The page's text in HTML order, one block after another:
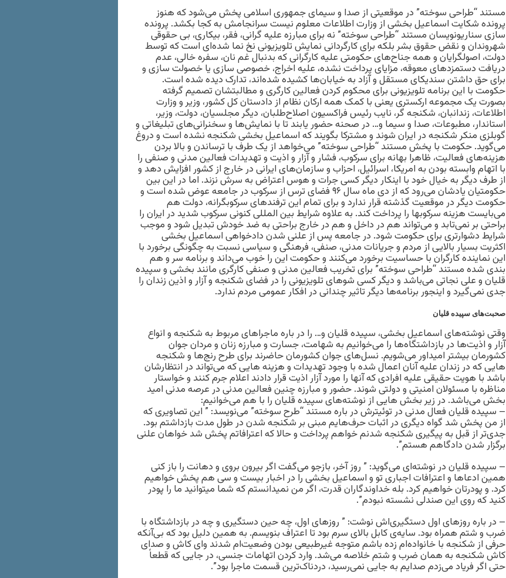
مستند “طراحی سوخته” در موقعیتی از صدا و سیمای جمهوری اسلامی پخش می‌شود که هنوز
پرونده شکایت اسماعیل بخشی از وزارت اطلاعات معلوم نیست سرانجامش به کجا بکشد. پرونده
سازی سناریونویسان مستند “طراحی سوخته” نه برای مبارزه علیه گرانی، فقر، بیکاری، بی حقوقی
شهروندان و نقض حقوق بشر بلکه برای کارگردانی نمایش تلویزیونی نخ نما شده‌ای است که توسط
دولت، اصولگرایان و همه جناح‌های حکومتی علیه کارگرانی که بدنبال غم نان، سفره خالی، عدم
دریافت دستمزدهای معوقه، مزایای پرداخت نشده، علیه اخراج، خصوصی سازی یا خصولت سازی و
برای حق داشتن سندیکای مستقل و آزاد به خیابان‌ها کشیده شده‌اند، تدارک دیده شده است.
حکومت با این برنامه تلویزیونی برای محکوم کردن فعالین کارگری و مطالبتشان تصمیم گرفته
بصورت یک مجموعه ارکستری یعنی با کمک همه ارکان نظام از دادستان کل کشور، وزیر و وزارت
اطلاعات، زندانبان، شکنجه گر، نایب رئیس فراکسیون اصلاح‌طلبان، دیگر مجلسیان، دولت، وزیر،
استاندار، مطبوعات، صدا و سیما و… در صحنه حضور یابند تا با نمایش‌ها و سخنرانی‌های تبلیغاتی و
گوبلزی منکر شکنجه در ایران شوند و مشترکا بگویند که اسماعیل بخشی شکنجه نشده است و دروغ
می‌گوید. حکومت با پخش مستند “طراحی سوخته” می‌خواهد از یک طرف با ترساندن و بالا بردن
هزینه‌های فعالیت، ظاهرا بهانه برای سرکوب، فشار و آزار و اذیت و تهدیدات فعالین مدنی و صنفی را
با اتهام وابسته بودن به امریکا، اسرائیل، احزاب و سازمان‌های ایرانی در خارج از کشور افزایش دهد و
از طرف دیگر به خیال خود با اینکار دیگر کسی جرات و هوس اعتراض به سرش نزند. اما در این بین
حکومتیان یادشان می‌رود که از دی ماه سال ۹۶ فضای ترس از سرکوب در جامعه عوض شده است و
حکومت دیگر در موقعیت گذشته قرار ندارد و برای تمام این ترفندهای سرکوبگرانه، دولت هم
می‌بایست هزینه سرکوبها را پرداخت کند. به علاوه شرایط بین المللی کنونی سرکوب شدید در ایران را
براحتی بر نمی‌تابد و می‌تواند هم در داخل و هم در خارج براحتی به ضد خودش تبدیل شود و موجب
شرایط دشوارتری برای حکومت شود. در جامعه پس از علنی شدن دادخواهی اسماعیل بخشی
اکثریت بسیار بالایی از مردم و جریانات مدنی، صنفی، فرهنگی و سیاسی نسبت به چگونگی برخورد با
این نماینده کارگران با حساسیت برخورد می‌کنند و حکومت این را خوب می‌داند و برنامه سر و هم
بندی شده مستند “طراحی سوخته” برای تخریب فعالین مدنی و صنفی کارگری مانند بخشی و سپیده
قلیان و علی نجاتی می‌باشد و دیگر کسی شوهای تلویزیونی را در فضای شکنجه و آزار و اذین زندان را
جدی نمی‌گیرد و اینجور برنامه‌ها دیگر تاثیر چندانی در افکار عمومی مردم ندارد.
صحبت‌های سپیده قلیان
وقتی نوشته‌های اسماعیل بخشی، سپیده قلیان و… را در باره ماجراهای مربوط به شکنجه و انواع
آزار و اذیت‌ها در بازداشتگاه‌ها را می‌خوانیم به شهامت، جسارت و مبارزه زنان و مردان جوان
کشورمان بیشتر امیداور می‌شویم. نسل‌های جوان کشورمان حاضرند برای طرح رنج‌ها و شکنجه
هایی که در زندان علیه آنان اعمال شده با وجود تهدیدات و هزینه هایی که می‌تواند در انتظارشان
باشد با هویت حقیقی علیه افرادی که آنها را مورد آزار اذیت قرار دادند اعلام جرم کنند و خواستار
مناظره با مسئولان امنیتی و دولتی شوند. حضور و مبارزه چنین فعالین مدنی در عرصه مدنی امید
بخش می‌باشد. در زیر بخش هایی از نوشته‌های سپیده قلیان را با هم می‌خوانیم:
– سپیده قلیان فعال مدنی در توئیترش در باره مستند “طرح سوخته” می‌نویسد: ” این تصاویری که
از من پخش شد گواه دیگری در اثبات حرف‌هایم مبنی بر شکنجه شدن در طول مدت بازداشتم بود.
جدی‌تر از قبل به پیگیری شکنجه شدنم خواهم پرداخت و حالا که اعترافاتم پخش شد خواهان علنی
برگزار شدن دادگاهم هستم”.
– سپیده قلیان در نوشته‌ای می‌گوید: ” روز آخر، بازجو می‌گفت اگر بیرون بروی و دهانت را باز کنی
همین ادعاها و اعترافات اجباری تو و اسماعیل بخشی را در اخبار بیست و سی هم پخش خواهیم
کرد. و پودرتان خواهیم کرد. بله خداوندگاران قدرت، اگر من نمیدانستم که شما میتوانید ما را پودر
کنید که روی این صندلی نشسته نبودم”.
– در باره روزهای اول دستگیری‌اش نوشت: ” روزهای اول، چه حین دستگیری و چه در بازداشتگاه با
ضرب و شتم همراه بود. سایه‌ی کابل بالای سرم بود تا اعتراف بنویسم. به همین دلیل بود که بی‌آنکه
حرفی از شکنجه با خانواده‌ام زده باشم متوجه غیرطبیعی بودن وضعیت‌ام شدند و‌ای کاش و صد‌ای
کاش شکنجه به همان ضرب و شتم خلاصه می‌شد. وارد کردن اتهامات جنسی، در جایی که قطعاً
حتی اگر فریاد می‌زدم صدایم به جایی نمی‌رسید، دردناک‌ترین قسمت ماجرا بود”.